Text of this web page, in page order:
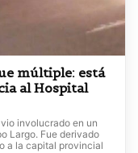
múltiple: está
al Hospital
involucrado en un
Largo. Fue derivado
a la capital provincial